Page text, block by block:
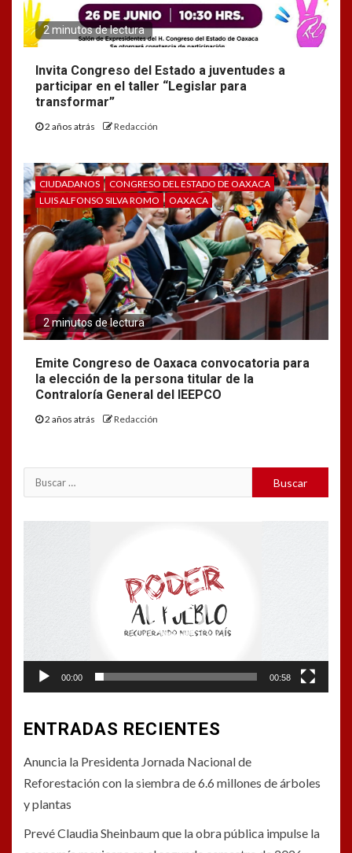
2 minutos de lectura
Invita Congreso del Estado a juventudes a
participar en el taller “Legislar para
transformar”
2 años atrás Redacción
CIUDADANOS
CONGRESO DEL ESTADO DE OAXACA
LUIS ALFONSO SILVA ROMO
OAXACA
2 minutos de lectura
Emite Congreso de Oaxaca convocatoria para
la elección de la persona titular de la
Contraloría General del IEEPCO
2 años atrás Redacción
Buscar:
00:00 00:58
ENTRADAS RECIENTES
Anuncia la Presidenta Jornada Nacional de
Reforestación con la siembra de 6.6 millones de árboles
y plantas
Prevé Claudia Sheinbaum que la obra pública impulse la